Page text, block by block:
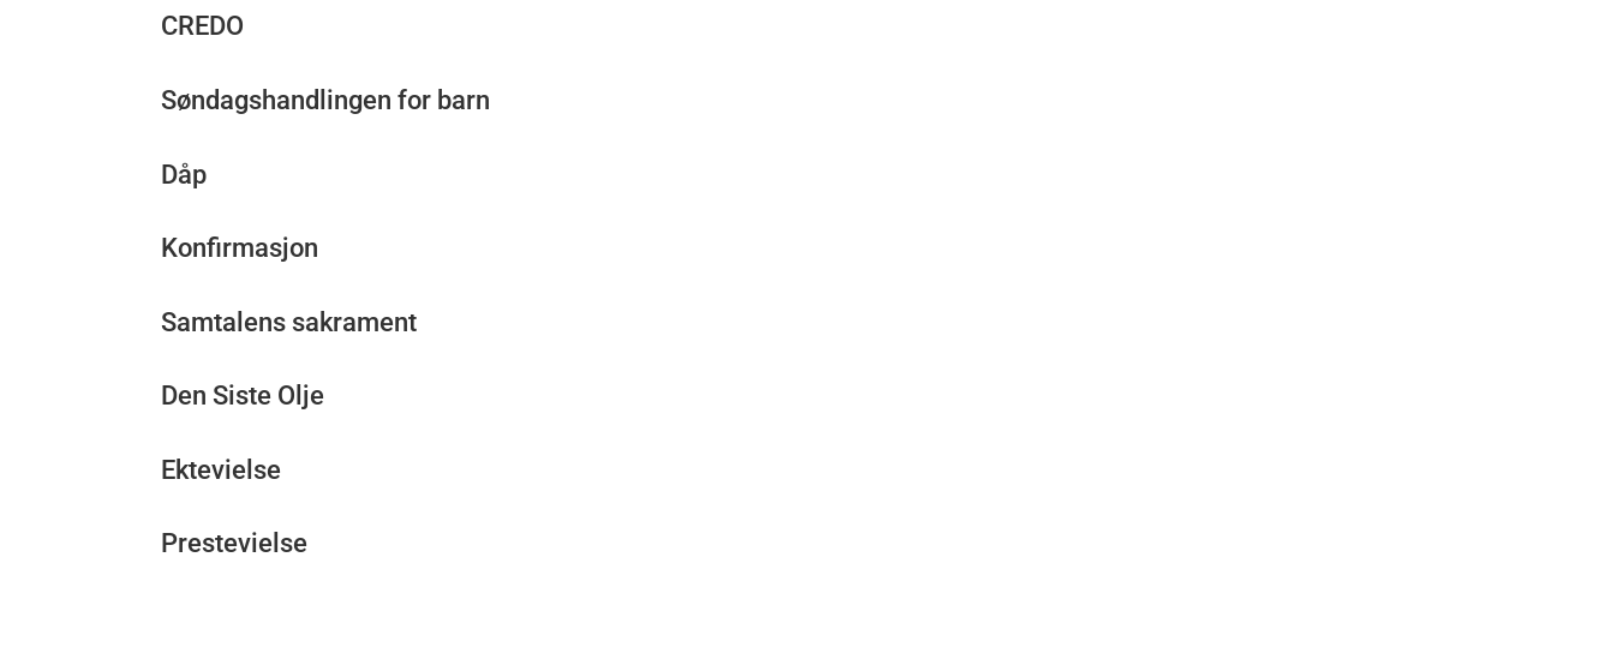
CREDO
Søndagshandlingen for barn
Dåp
Konfirmasjon
Samtalens sakrament
Den Siste Olje
Ektevielse
Prestevielse